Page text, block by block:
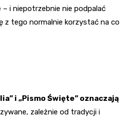
i niepotrzebnie nie podpalać
z tego normalnie korzystać na co
i „Pismo Święte” oznaczają
zależnie od tradycji i